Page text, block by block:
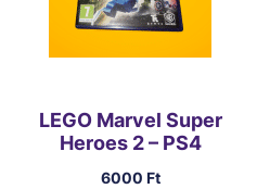
LEGO Marvel Super
Heroes 2 – PS4
6000 Ft